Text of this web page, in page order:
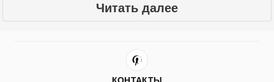
Читать далее